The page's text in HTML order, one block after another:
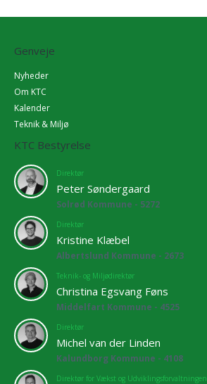
Genveje
Nyheder
Om KTC
Kalender
Teknik & Miljø
KTC Bestyrelse
Direktør
Peter Søndergaard
Solrød Kommune - 5272
Direktør
Kristine Klæbel
Albertslund Kommune - 2673
Teknik- og Miljødirektør
Christina Egsvang Føns
Middelfart Kommune - 4525
Direktør
Michel van der Linden
Kalundborg Kommune - 4108
Direktør for Vækst og Udviklingsforvaltningen